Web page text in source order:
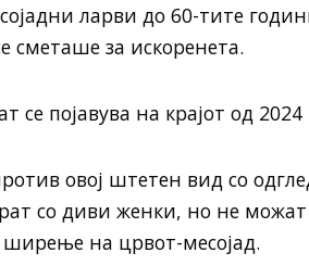
ларви до 60-тите
сметаше за искоренета.
се појавува на крајот од
овој штетен вид со
со диви женки, но не
ширење на црвот-месојад.